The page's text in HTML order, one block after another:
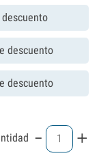
descuento
descuento
descuento
- +